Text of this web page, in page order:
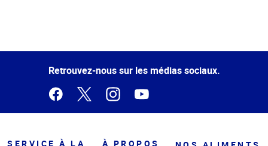
de la
Retrouvez-nous sur les médias sociaux.
SERVICE À LA
À PROPOS